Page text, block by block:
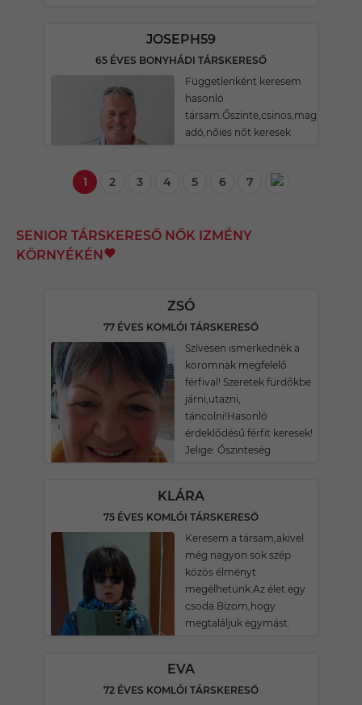
JOSEPH59
65 ÉVES BONYHÁDI TÁRSKERESŐ
Függetlenként keresem
hasonló
társam.Őszinte,csinos,magára
adó,nőies nőt keresek
1 2 3 4 5 6 7
SENIOR TÁRSKERESŐ NŐK IZMÉNY
KÖRNYÉKÉN
ZSÓ
77 ÉVES KOMLÓI TÁRSKERESŐ
Szívesen ismerkednèk a
koromnak megfelelő
férfival! Szeretek fürdőkbe
járni,utazni,
táncolni!Hasonló
érdeklődésű férfit keresek!
Jelige: Őszinteség
KLÁRA
75 ÉVES KOMLÓI TÁRSKERESŐ
Keresem a társam,akivel
még nagyon sok szép
közös élményt
megélhetünk.Az élet egy
csoda.Bízom,hogy
megtaláljuk egymást.
EVA
72 ÉVES KOMLÓI TÁRSKERESŐ